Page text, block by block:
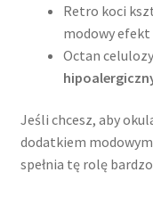
Retro koci
modowy efekt
Octan
Jeśli chcesz, aby
dodatkiem
spełnia tę rolę